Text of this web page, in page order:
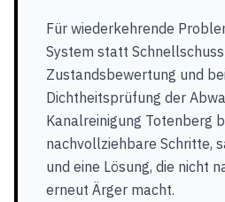
Für wiederkehrende
System statt
Zustandsbewertung und
Dichtheitsprüfung der
Kanalreinigung Totenberg
nachvollziehbare Schritte,
und eine Lösung, die nicht
erneut Ärger macht.